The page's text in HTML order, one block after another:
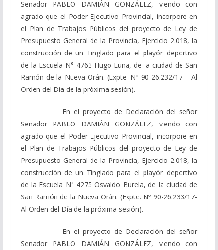
Senador PABLO DAMIÁN GONZÁLEZ, viendo con
agrado que el Poder Ejecutivo Provincial, incorpore en
el Plan de Trabajos Públicos del proyecto de Ley de
Presupuesto General de la Provincia, Ejercicio 2.018, la
construcción de un Tinglado para el playón deportivo
de la Escuela N° 4763 Hugo Luna, de la ciudad de San
Ramón de la Nueva Orán. (Expte. Nº 90-26.232/17 – Al
Orden del Día de la próxima sesión).
En el proyecto de Declaración del señor
Senador PABLO DAMIÁN GONZÁLEZ, viendo con
agrado que el Poder Ejecutivo Provincial, incorpore en
el Plan de Trabajos Públicos del proyecto de Ley de
Presupuesto General de la Provincia, Ejercicio 2.018, la
construcción de un Tinglado para el playón deportivo
de la Escuela N° 4275 Osvaldo Burela, de la ciudad de
San Ramón de la Nueva Orán. (Expte. Nº 90-26.233/17-
Al Orden del Día de la próxima sesión).
En el proyecto de Declaración del señor
Senador PABLO DAMIÁN GONZÁLEZ, viendo con